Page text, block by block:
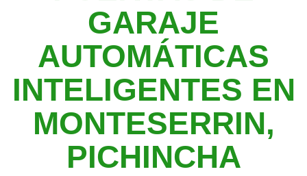
GARAJE
AUTOMÁTICAS
INTELIGENTES EN
MONTESERRIN,
PICHINCHA